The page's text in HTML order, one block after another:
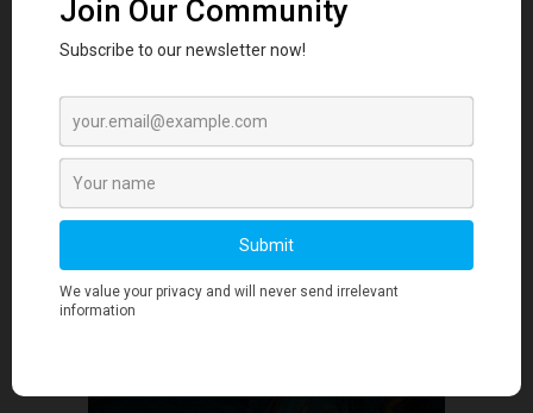
- Advertisment -